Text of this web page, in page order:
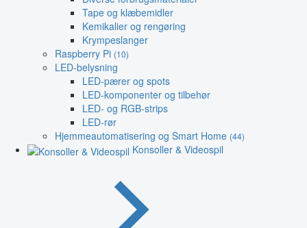
Tape og klæbemidler
Kemikalier og rengøring
Krympeslanger
Raspberry Pi (10)
LED-belysning
LED-pærer og spots
LED-komponenter og tilbehør
LED- og RGB-strips
LED-rør
Hjemmeautomatisering og Smart Home (44)
Konsoller & Videospil